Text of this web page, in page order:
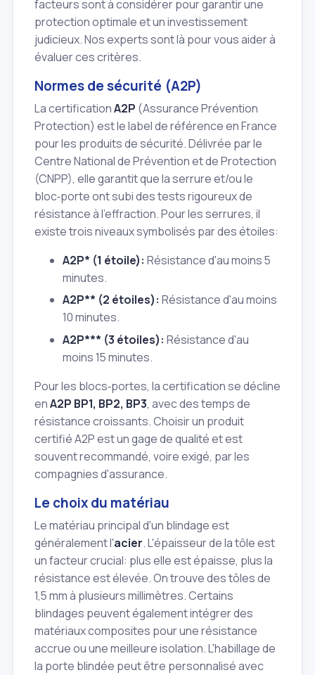
facteurs sont à considérer pour garantir une
protection optimale et un investissement
judicieux. Nos experts sont là pour vous aider à
évaluer ces critères.
Normes de sécurité (A2P)
La certificationA2P (Assurance Prévention
Protection) est le label de référence en France
pour les produits de sécurité. Délivrée par le
Centre National de Prévention et de Protection
(CNPP), elle garantit que la serrure et/ou le
bloc‑porte ont subi des tests rigoureux de
résistance à l'effraction. Pour les serrures, il
existe trois niveaux symbolisés par des étoiles:
A2P* (1 étoile): Résistance d'au moins 5
minutes.
A2P** (2 étoiles): Résistance d'au moins
10 minutes.
A2P*** (3 étoiles): Résistance d'au
moins 15 minutes.
Pour les blocs‑portes, la certification se décline
enA2P BP1, BP2, BP3, avec des temps de
résistance croissants. Choisir un produit
certifié A2P est un gage de qualité et est
souvent recommandé, voire exigé, par les
compagnies d'assurance.
Le choix du matériau
Le matériau principal d'un blindage est
généralement l'acier. L'épaisseur de la tôle est
un facteur crucial: plus elle est épaisse, plus la
résistance est élevée. On trouve des tôles de
1,5 mm à plusieurs millimètres. Certains
blindages peuvent également intégrer des
matériaux composites pour une résistance
accrue ou une meilleure isolation. L'habillage de
la porte blindée peut être personnalisé avec